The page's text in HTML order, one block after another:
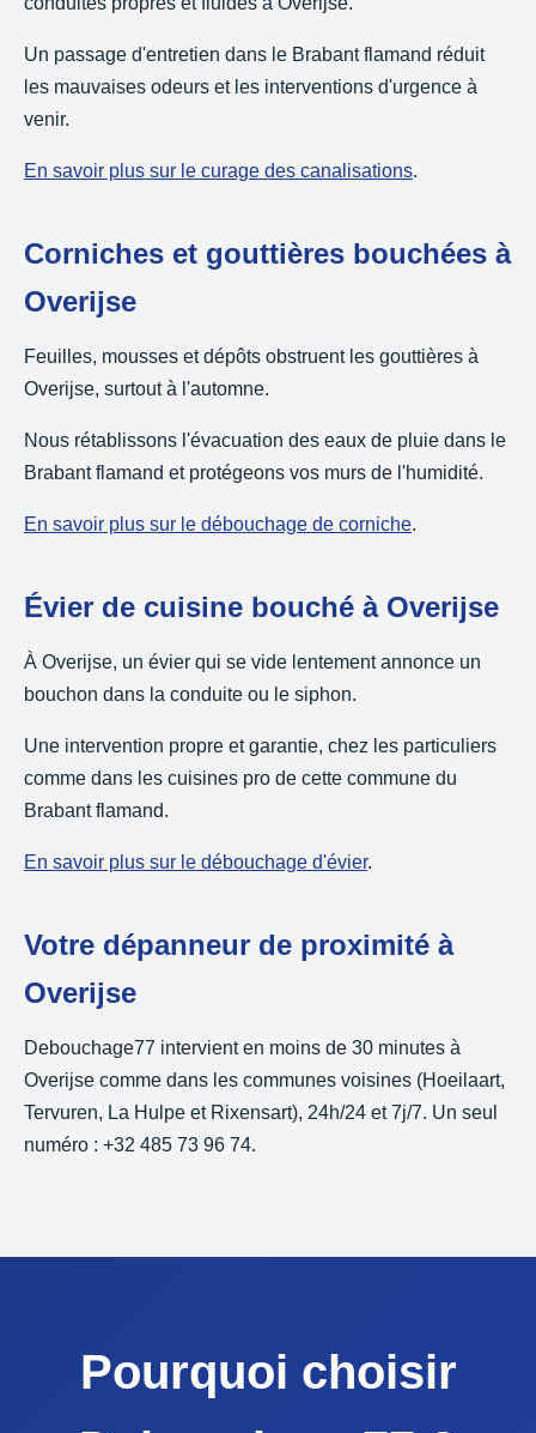
Un passage d'entretien dans le Brabant flamand réduit
les mauvaises odeurs et les interventions d'urgence à
venir.
En savoir plus sur le curage des canalisations.
Corniches et gouttières bouchées à
Overijse
Feuilles, mousses et dépôts obstruent les gouttières à
Overijse, surtout à l'automne.
Nous rétablissons l'évacuation des eaux de pluie dans le
Brabant flamand et protégeons vos murs de l'humidité.
En savoir plus sur le débouchage de corniche.
Évier de cuisine bouché à Overijse
À Overijse, un évier qui se vide lentement annonce un
bouchon dans la conduite ou le siphon.
Une intervention propre et garantie, chez les particuliers
comme dans les cuisines pro de cette commune du
Brabant flamand.
En savoir plus sur le débouchage d'évier.
Votre dépanneur de proximité à
Overijse
Debouchage77 intervient en moins de 30 minutes à
Overijse comme dans les communes voisines (Hoeilaart,
Tervuren, La Hulpe et Rixensart), 24h/24 et 7j/7. Un seul
numéro : +32 485 73 96 74.
Pourquoi choisir